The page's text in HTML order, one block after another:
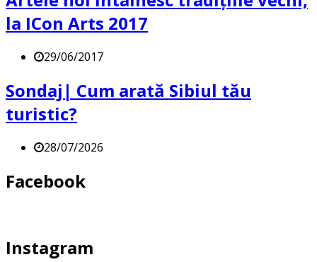
la ICon Arts 2017
29/06/2017
Sondaj| Cum arată Sibiul tău
turistic?
28/07/2026
Facebook
Instagram